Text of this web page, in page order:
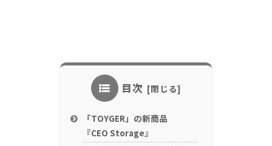
目次
「TOYGER」の新商品
『CEO Storage』